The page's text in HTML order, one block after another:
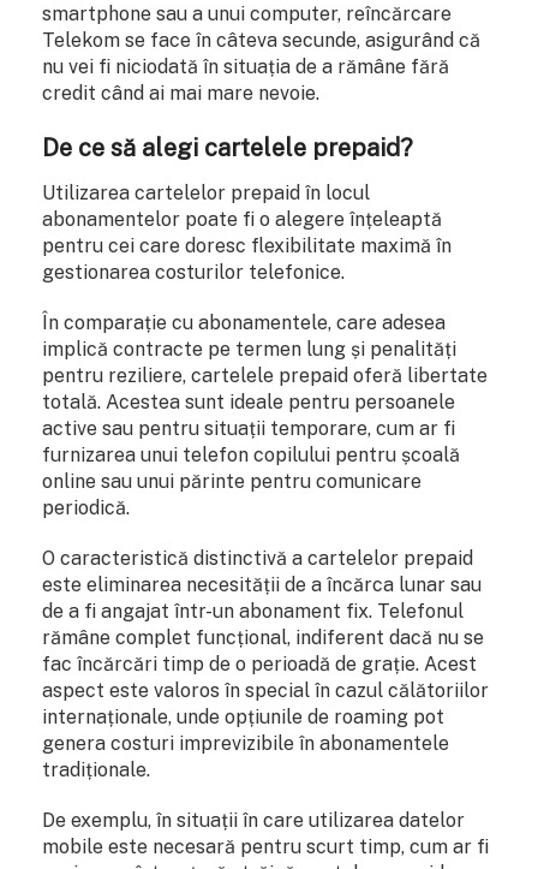
smartphone sau a unui computer, reîncărcare
Telekom se face în câteva secunde, asigurând că
nu vei fi niciodată în situația de a rămâne fără
credit când ai mai mare nevoie.
De ce să alegi cartelele prepaid?
Utilizarea cartelelor prepaid în locul
abonamentelor poate fi o alegere înțeleaptă
pentru cei care doresc flexibilitate maximă în
gestionarea costurilor telefonice.
În comparație cu abonamentele, care adesea
implică contracte pe termen lung și penalități
pentru reziliere, cartelele prepaid oferă libertate
totală. Acestea sunt ideale pentru persoanele
active sau pentru situații temporare, cum ar fi
furnizarea unui telefon copilului pentru școală
online sau unui părinte pentru comunicare
periodică.
O caracteristică distinctivă a cartelelor prepaid
este eliminarea necesității de a încărca lunar sau
de a fi angajat într-un abonament fix. Telefonul
rămâne complet funcțional, indiferent dacă nu se
fac încărcări timp de o perioadă de grație. Acest
aspect este valoros în special în cazul călătoriilor
internaționale, unde opțiunile de roaming pot
genera costuri imprevizibile în abonamentele
tradiționale.
De exemplu, în situații în care utilizarea datelor
mobile este necesară pentru scurt timp, cum ar fi